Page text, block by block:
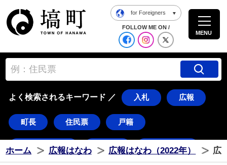
塙町ホームページ
for Foreigners
FOLLOW ME ON /
公式Facebook
塙町 塙町 X
MENU
よく検索されるキーワード ／ 入札 広報
町長 住民票 戸籍
道の駅はなわ ダリア 湯遊ランド
ホーム 広報はなわ 広報はなわ（2022年） 広